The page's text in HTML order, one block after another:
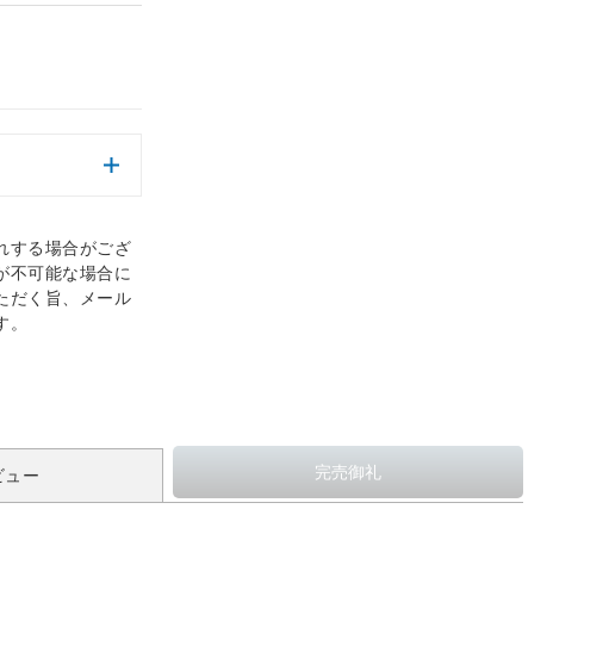
する場合がござ
不可能な場合に
だく旨、メール
ュー